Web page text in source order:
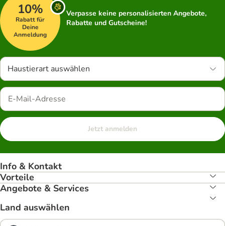
10%
Rabatt für
Deine
Anmeldung
Verpasse keine personalisierten Angebote,
Rabatte und Gutscheine!
Haustierart auswählen
Jetzt anmelden
Info & Kontakt
Vorteile
Angebote & Services
Land auswählen